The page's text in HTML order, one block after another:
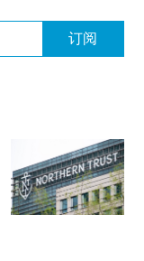
订阅